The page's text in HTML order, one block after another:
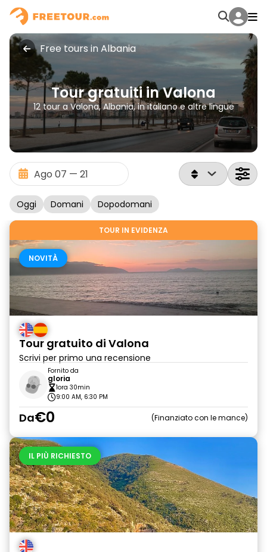
Free tours in Albania
Tour gratuiti in Valona
12 tour a Valona, Albania, in italiano e altre lingue
Oggi Domani Dopodomani
TOUR IN EVIDENZA
NOVITÀ
Tour gratuito di Valona
Scrivi per primo una recensione
Fornito da
gloria
1ora 30min
9:00 AM, 6:30 PM
Da€0 Finanziato con le mance
IL PIÙ RICHIESTO